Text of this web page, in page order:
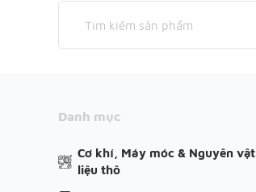
Danh mục
Cơ khí, Máy móc & Nguyên vật
liệu thô